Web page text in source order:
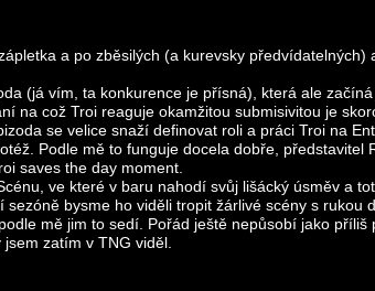
a po zběsilých (a kurevsky
(já vím, ta konkurence je přísná), která ale
na což Troi reaguje okamžitou submisivitou je
se velice snaží definovat roli a práci Troi na
Podle mě to funguje docela dobře,
saves the day moment.
ve které v baru nahodí svůj lišácký úsměv a
bysme ho viděli tropit žárlivé scény s rukou
mě jim to sedí. Pořád ještě nepůsobí jako
zatím v TNG viděl.